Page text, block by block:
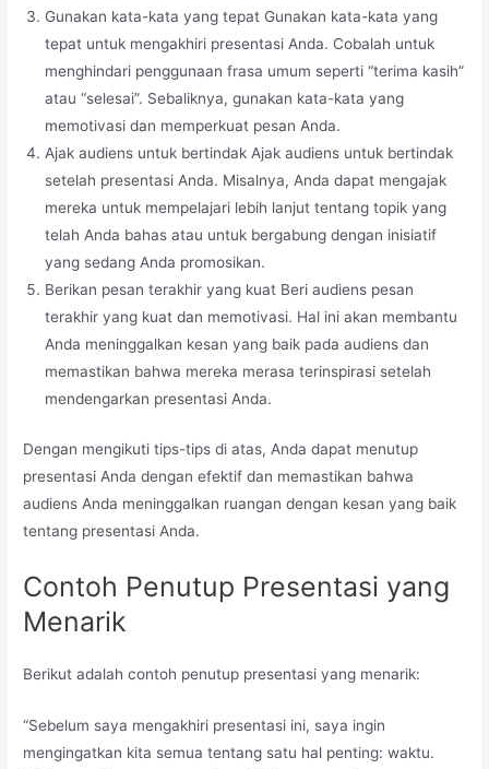
Gunakan kata-kata yang tepat Gunakan kata-kata yang
tepat untuk mengakhiri presentasi Anda. Cobalah untuk
menghindari penggunaan frasa umum seperti “terima kasih”
atau “selesai”. Sebaliknya, gunakan kata-kata yang
memotivasi dan memperkuat pesan Anda.
Ajak audiens untuk bertindak Ajak audiens untuk bertindak
setelah presentasi Anda. Misalnya, Anda dapat mengajak
mereka untuk mempelajari lebih lanjut tentang topik yang
telah Anda bahas atau untuk bergabung dengan inisiatif
yang sedang Anda promosikan.
Berikan pesan terakhir yang kuat Beri audiens pesan
terakhir yang kuat dan memotivasi. Hal ini akan membantu
Anda meninggalkan kesan yang baik pada audiens dan
memastikan bahwa mereka merasa terinspirasi setelah
mendengarkan presentasi Anda.
Dengan mengikuti tips-tips di atas, Anda dapat menutup
presentasi Anda dengan efektif dan memastikan bahwa
audiens Anda meninggalkan ruangan dengan kesan yang baik
tentang presentasi Anda.
Contoh Penutup Presentasi yang
Menarik
Berikut adalah contoh penutup presentasi yang menarik:
“Sebelum saya mengakhiri presentasi ini, saya ingin
mengingatkan kita semua tentang satu hal penting: waktu.